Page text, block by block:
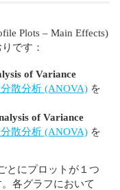
Plots – Main Effects)
です：
of Variance
散分析 (ANOVA) を
of Variance
散分析 (ANOVA) を
とにプロットが１つ
各グラフにおいて